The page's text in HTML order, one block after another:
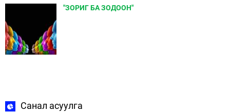
"ЗОРИГ БА ЗОДООН"
Санал асуулга